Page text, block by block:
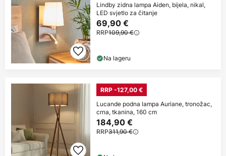
Lindby zidna lampa Aiden, bijela, nikal,
LED svjetlo za čitanje
69,90 €
RRP109,90 €
Na lageru
RRP -127,00 €
Lucande podna lampa Auriane, tronožac,
crna, tkanina, 160 cm
184,90 €
RRP311,90 €